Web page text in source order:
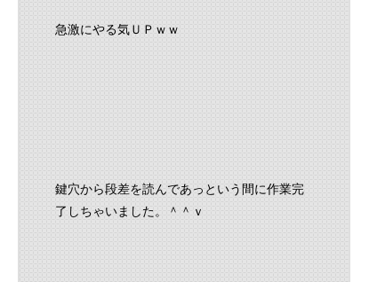
急激にやる気ＵＰｗｗ
鍵穴から段差を読んであっという間に作業完
了しちゃいました。＾＾ｖ